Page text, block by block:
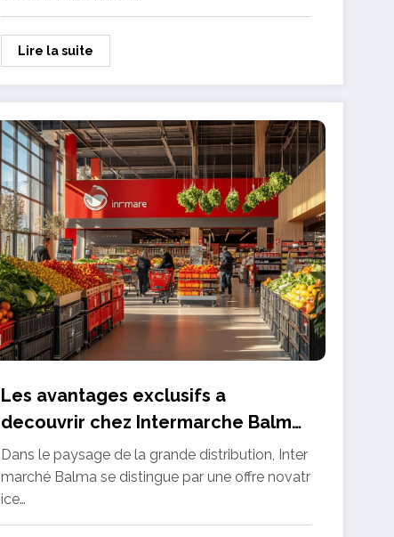
Lire la suite
Les avantages exclusifs a
decouvrir chez Intermarche Balma :
la livraison gratuite qui change tout
Dans le paysage de la grande distribution, Inter
marché Balma se distingue par une offre novatr
ice…